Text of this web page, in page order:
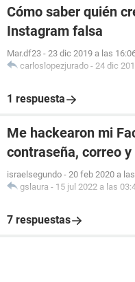
Cómo saber quién
Instagram falsa
Mar.df23 - 23 dic 2019 a las
carloslopezjurado - 24 dic
1 respuesta
Me hackearon mi
contraseña, correo
israelsegundo - 20 feb 2020 a
gslaura - 15 jul 2022 a las
7 respuestas